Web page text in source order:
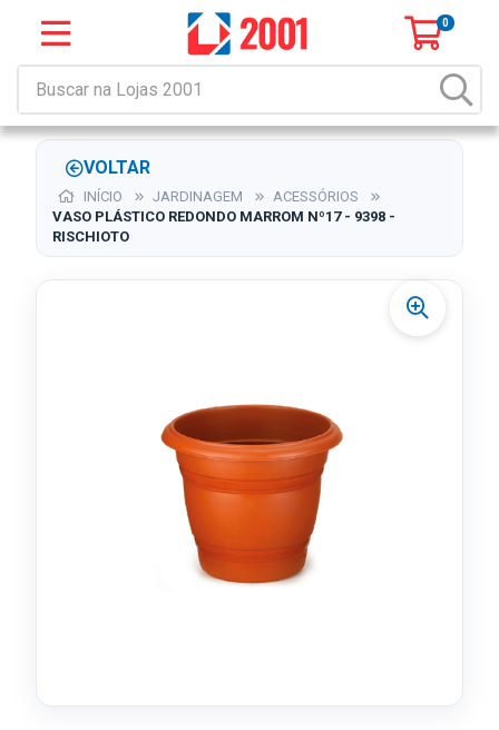
0
VOLTAR
INÍCIO JARDINAGEM
ACESSÓRIOS
VASO PLÁSTICO REDONDO MARROM Nº17 - 9398 -
RISCHIOTO